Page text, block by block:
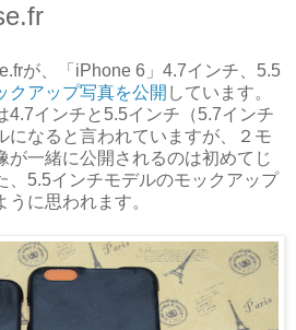
が、「iPhone 6」4.7インチ、5.5
クアップ写真を公開 しています。
4.7インチと5.5インチ（5.7インチ
になると言われていますが、２モ
が一緒に公開されるのは初めてじ
、5.5インチモデルのモックアップ
に思われます。